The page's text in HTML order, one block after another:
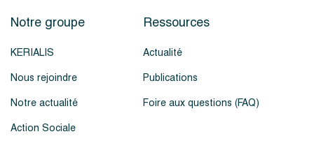
Notre groupe
KERIALIS
Nous rejoindre
Notre actualité
Action Sociale
Ressources
Actualité
Publications
Foire aux questions (FAQ)